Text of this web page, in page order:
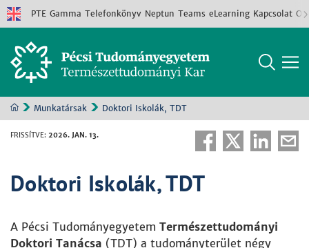
PTE Gamma Telefonkönyv Neptun Teams eLearning Kapcsolat
Munkatársak Doktori Iskolák, TDT
FRISSÍTVE: 2026. JAN. 13.
Doktori Iskolák, TDT
A Pécsi Tudományegyetem Természettudományi
Doktori Tanácsa (TDT) a tudományterület négy